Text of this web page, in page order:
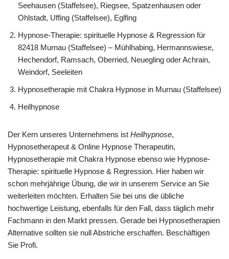
Seehausen (Staffelsee), Riegsee, Spatzenhausen oder
Ohlstadt, Uffing (Staffelsee), Eglfing
Hypnose-Therapie: spirituelle Hypnose & Regression für
82418 Murnau (Staffelsee) – Mühlhabing, Hermannswiese,
Hechendorf, Ramsach, Oberried, Neuegling oder Achrain,
Weindorf, Seeleiten
Hypnosetherapie mit Chakra Hypnose in Murnau (Staffelsee)
Heilhypnose
Der Kern unseres Unternehmens ist Heilhypnose,
Hypnosetherapeut & Online Hypnose Therapeutin,
Hypnosetherapie mit Chakra Hypnose ebenso wie Hypnose-
Therapie: spirituelle Hypnose & Regression. Hier haben wir
schon mehrjährige Übung, die wir in unserem Service an Sie
weiterleiten möchten. Erhalten Sie bei uns die übliche
hochwertige Leistung, ebenfalls für den Fall, dass täglich mehr
Fachmann in den Markt pressen. Gerade bei Hypnosetherapien
Alternative sollten sie null Abstriche erschaffen. Beschäftigen
Sie Profi.